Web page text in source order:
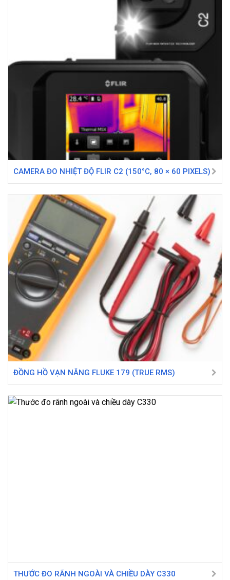
CAMERA ĐO NHIỆT ĐỘ FLIR C2 (150°C, 80 × 60 PIXELS)
ĐỒNG HỒ VẠN NĂNG FLUKE 179 (TRUE RMS)
THƯỚC ĐO RÃNH NGOÀI VÀ CHIỀU DÀY C330